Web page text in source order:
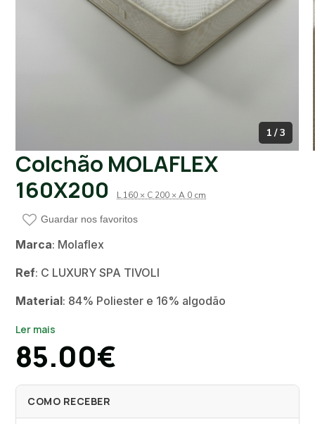
1 / 3
Colchão MOLAFLEX
160X200
L 160 × C 200 × A 0 cm
Guardar nos favoritos
Marca: Molaflex
Ref: C LUXURY SPA TIVOLI
Material: 84% Poliester e 16% algodão
Ler mais
85.00€
COMO RECEBER